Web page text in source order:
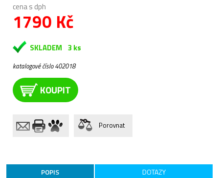
cena s dph
1790 Kč
SKLADEM 3 ks
katalogové číslo 402018
KOUPIT
Porovnat
POPIS DOTAZY